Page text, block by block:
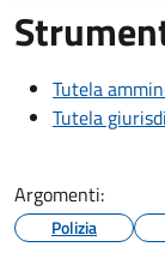
Tutela
Tutela
Argomenti:
Polizia